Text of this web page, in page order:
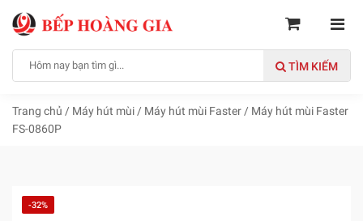
TÌM KIẾM
Trang chủ / Máy hút mùi / Máy hút mùi Faster / Máy hút mùi Faster
FS-0860P
-32%